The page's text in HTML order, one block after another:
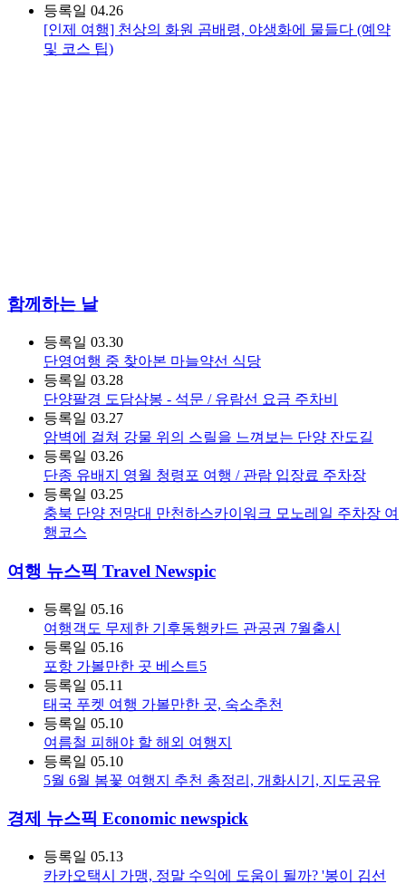
등록일 04.26
[인제 여행] 천상의 화원 곰배령, 야생화에 물들다 (예약
및 코스 팁)
함께하는 날
등록일 03.30
단영여행 중 찾아본 마늘약선 식당
등록일 03.28
단양팔경 도담삼봉 - 석문 / 유람선 요금 주차비
등록일 03.27
암벽에 걸쳐 강물 위의 스릴을 느껴보는 단양 잔도길
등록일 03.26
단종 유배지 영월 청령포 여행 / 관람 입장료 주차장
등록일 03.25
충북 단양 전망대 만천하스카이워크 모노레일 주차장 여
행코스
여행 뉴스픽 Travel Newspic
등록일 05.16
여행객도 무제한 기후동행카드 관공권 7월출시
등록일 05.16
포항 가볼만한 곳 베스트5
등록일 05.11
태국 푸켓 여행 가볼만한 곳, 숙소추천
등록일 05.10
여름철 피해야 할 해외 여행지
등록일 05.10
5월 6월 봄꽃 여행지 추천 총정리, 개화시기, 지도공유
경제 뉴스픽 Economic newspick
등록일 05.13
카카오택시 가맹, 정말 수익에 도움이 될까? '봉이 김선